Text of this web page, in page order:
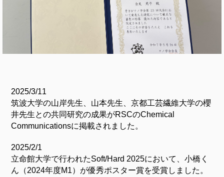
2025/3/11
筑波大学の山岸先生、山本先生、京都工芸繊維大学の櫻
井先生との共同研究の成果がRSCのChemical
Communicationsに掲載されました。
2025/2/1
立命館大学で行われたSoft/Hard 2025において、小橋く
ん（2024年度M1）が優秀ポスター賞を受賞しました。